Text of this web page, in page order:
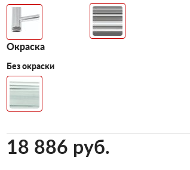
Окраска
Без окраски
18 886 pуб.